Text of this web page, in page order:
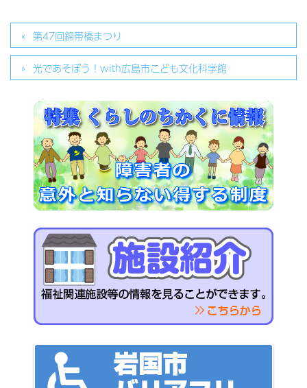
第47回錦帯橋まつり
光であそぼう！with広島市こども文化科学館